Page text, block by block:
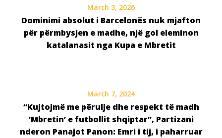
March 3, 2026
Dominimi absolut i Barcelonës nuk mjafton
për përmbysjen e madhe, një gol eleminon
katalanasit nga Kupa e Mbretit
March 7, 2024
“Kujtojmë me përulje dhe respekt të madh
‘Mbretin’ e futbollit shqiptar”, Partizani
nderon Panajot Panon: Emri i tij, i paharruar